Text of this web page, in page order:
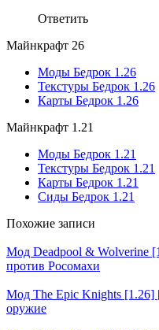
Ответить
Майнкрафт 26
Моды Бедрок 1.26
Текстуры Бедрок 1.26
Карты Бедрок 1.26
Майнкрафт 1.21
Моды Бедрок 1.21
Текстуры Бедрок 1.21
Карты Бедрок 1.21
Сиды Бедрок 1.21
Похожие записи
Мод Deadpool & Wolverine
против Росомахи
Мод The Epic Knights [1.26]
оружие